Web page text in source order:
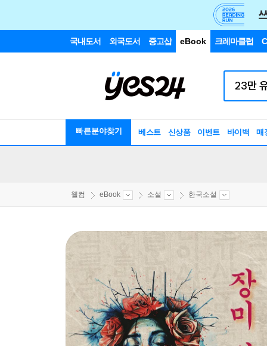
국내도서 외국도서 중고샵 eBook 크레마클럽
빠른분야찾기 베스트 신상품 이벤트 바이백 매
웰컴 eBook 소설 한국소설